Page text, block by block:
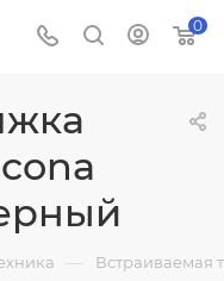
0
— Встраиваемая